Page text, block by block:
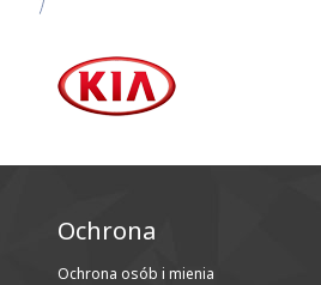
Ochrona
Ochrona osób i mienia